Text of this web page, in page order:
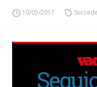
10/05/2017